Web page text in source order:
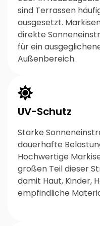
sind Terrassen
ausgesetzt.
direkte
für ein
Außenbereich.
UV-Schutz
Starke
dauerhafte
Hochwertige
großen Teil dieser
damit Haut, Kinder,
empfindliche